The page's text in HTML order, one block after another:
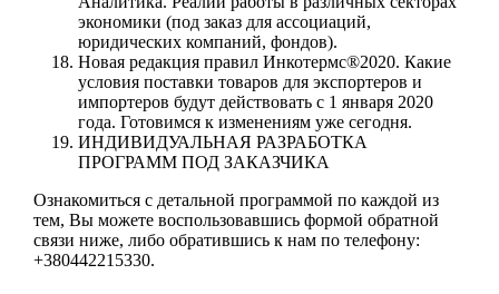
экономики (под заказ для ассоциаций,
юридических компаний, фондов).
Новая редакция правил Инкотермс®2020. Какие
условия поставки товаров для экспортеров и
импортеров будут действовать с 1 января 2020
года. Готовимся к изменениям уже сегодня.
ИНДИВИДУАЛЬНАЯ РАЗРАБОТКА
ПРОГРАММ ПОД ЗАКАЗЧИКА
Ознакомиться с детальной программой по каждой из
тем, Вы можете воспользовавшись формой обратной
связи ниже, либо обратившись к нам по телефону:
+380442215330.